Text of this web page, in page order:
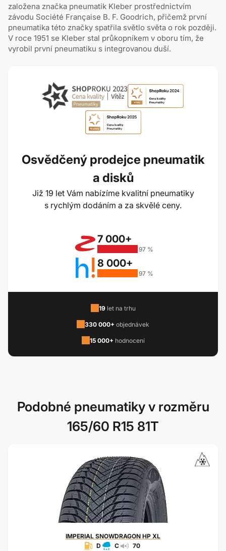
založena značka pneumatik Kleber prostřednictvím
závodu Société Française B. F. Goodrich, přičemž první
pneumatika této značky spatřila světlo světa o rok později.
V roce 1951 se Kleber stal průkopníkem v oboru tím, že
vyrobil první pneumatiku s integrovanou duší.
Osvědčený prodejce pneumatik
a disků
Již 19 let Vám nabízíme kvalitní pneumatiky
s rychlým dodáním a za skvělé ceny.
7 000+
97 %
8 000+
97 %
19let na trhu
330 000+ objednávek
15 000+ hodnocení
Podobné pneumatiky v rozměru
165/60 R15 81T
IMPERIAL SNOWDRAGON HP XL
D
C 70